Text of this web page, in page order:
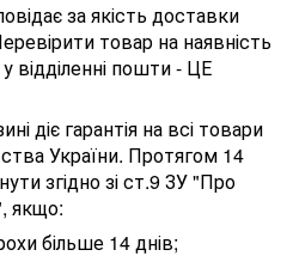
за якість доставки
товар на наявність
відділенні пошти - ЦЕ
діє гарантія на всі товари
України. Протягом 14
згідно зі ст.9 ЗУ "Про
якщо:
більше 14 днів;